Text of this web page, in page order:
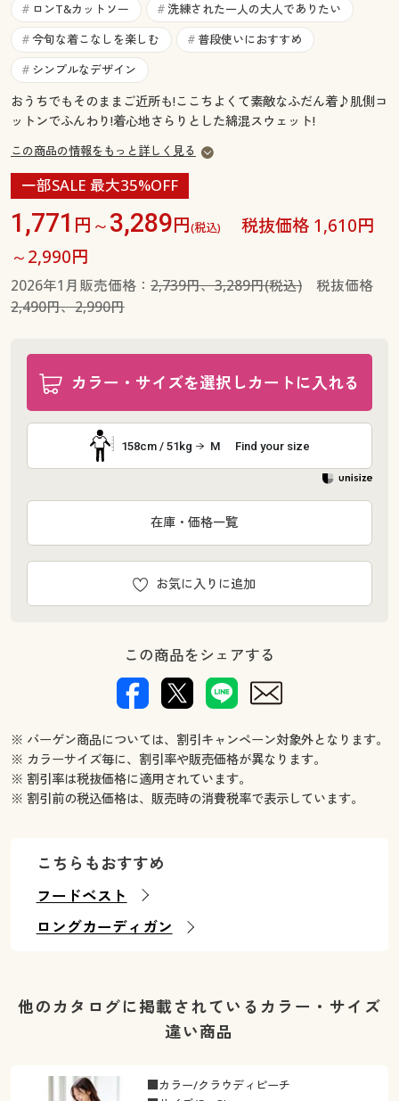
サポート
ご利用ガイド
よくある質問とお問い合わせ
よくある質問とお問い合わせ
# ロンT&カットソー # 洗練された一人の大人でありたい
# 今旬な着こなしを楽しむ # 普段使いにおすすめ
# シンプルなデザイン
おうちでもそのままご近所も!ここちよくて素敵なふだん着♪肌側コ
ットンでふんわり!着心地さらりとした綿混スウェット!
この商品の情報をもっと詳しく見る
一部SALE 最大35%OFF
1,771 円～3,289円(税込)
税抜価格 1,610円
～2,990円
2026年1月販売価格： 2,739円、3,289円(税込)税抜価格
2,490円、2,990円
カラー・サイズを選択しカートに入れる
158cm / 51kg M Find your size
お気に入りに追加
在庫・価格一覧
この商品をシェアする
※ バーゲン商品については、割引キャンペーン対象外となります。
※ カラーサイズ毎に、割引率や販売価格が異なります。
※ 割引率は税抜価格に適用されています。
※ 割引前の税込価格は、販売時の消費税率で表示しています。
こちらもおすすめ
フードベスト
ロングカーディガン
他のカタログに掲載されているカラー・サイズ
違い商品
■カラー/クラウディピーチ